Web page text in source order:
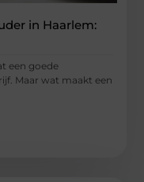
in Haarlem:
een goede
Maar wat maakt een